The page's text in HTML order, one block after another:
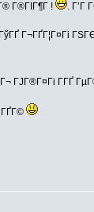
Г®ГІГ¶Г ! . Г’Г
Г¬ГҐГ¦Г¤Гі
ГЈГ®Г¤Гі Г­ГҐ
ГҐГ©